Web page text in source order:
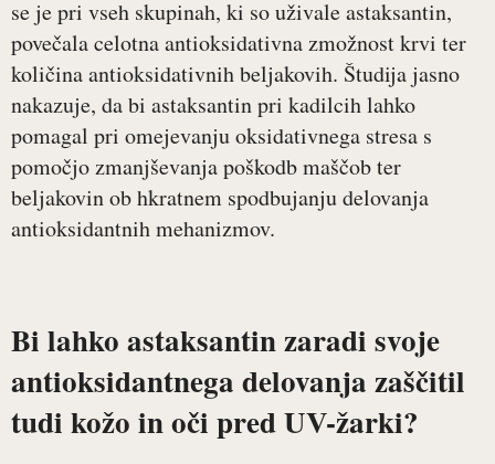
se je pri vseh skupinah, ki so uživale astaksantin,
povečala celotna antioksidativna zmožnost krvi ter
količina antioksidativnih beljakovih. Študija jasno
nakazuje, da bi astaksantin pri kadilcih lahko
pomagal pri omejevanju oksidativnega stresa s
pomočjo zmanjševanja poškodb maščob ter
beljakovin ob hkratnem spodbujanju delovanja
antioksidantnih mehanizmov.
Bi lahko astaksantin zaradi svoje
antioksidantnega delovanja zaščitil
tudi kožo in oči pred UV-žarki?